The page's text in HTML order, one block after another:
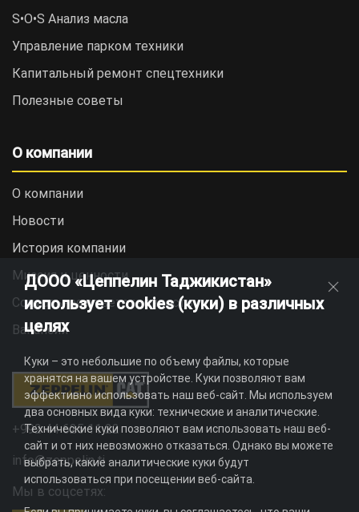
S•O•S Анализ масла
Управление парком техники
Капитальный ремонт спецтехники
Полезные советы
О компании
О компании
Новости
История компании
Миссия и ценности
Социальная ответственность
Вакансии
+992 44 625 11 22
info@zeppelin.tj
Мы в соцсетях:
ДООО «Цеппелин Таджикистан»
использует cookies (куки) в различных
целях
Куки – это небольшие по объему файлы, которые
хранятся на вашем устройстве. Куки позволяют вам
эффективно использовать наш веб-сайт. Мы используем
два основных вида куки: технические и аналитические.
Технические куки позволяют вам использовать наш веб-
сайт и от них невозможно отказаться. Однако вы можете
выбрать, какие аналитические куки будут
использоваться при посещении веб-сайта.